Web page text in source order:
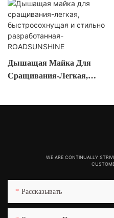
Дышащая Майка Для
Сращивания-Легкая,
WE ARE CONTINUALLY
Рассказывать